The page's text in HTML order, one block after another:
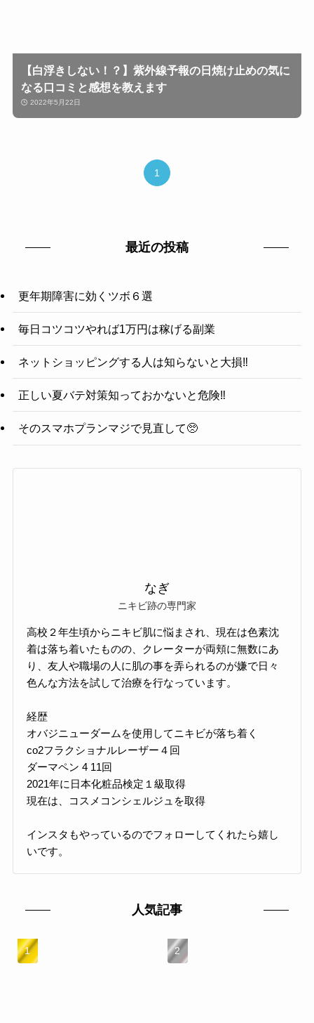
【白浮きしない！？】紫外線予報の日焼け止めの気に
なる口コミと感想を教えます
2022年5月22日
1
最近の投稿
更年期障害に効くツボ６選
毎日コツコツやれば1万円は稼げる副業
ネットショッピングする人は知らないと大損‼️
正しい夏バテ対策知っておかないと危険‼️
そのスマホプランマジで見直して🥺
なぎ
ニキビ跡の専門家
高校２年生頃からニキビ肌に悩まされ、現在は色素沈
着は落ち着いたものの、クレーターが両頬に無数にあ
り、友人や職場の人に肌の事を弄られるのが嫌で日々
色んな方法を試して治療を行なっています。
経歴
オバジニューダームを使用してニキビが落ち着く
co2フラクショナルレーザー４回
ダーマペン 4 11回
2021年に日本化粧品検定１級取得
現在は、コスメコンシェルジュを取得
インスタもやっているのでフォローしてくれたら嬉し
いです。
人気記事